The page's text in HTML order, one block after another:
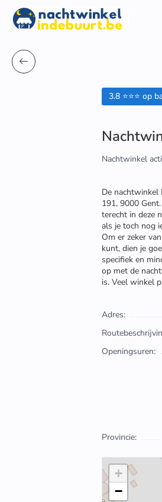
3.8 ⭐⭐⭐ op
Nachtwinkel
De nachtwinkel
191, 9000
terecht in deze
als je toch nog
Om er zeker
kunt, dien je
specifiek en
op met de
is. Veel winkel
Adres:
Openingsuren:
Provincie:
+
−